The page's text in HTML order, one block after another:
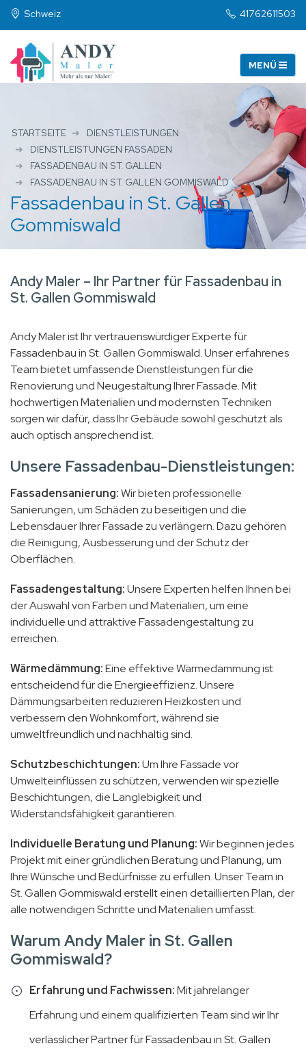
Schweiz 41762611503
STARTSEITE
DIENSTLEISTUNGEN
DIENSTLEISTUNGEN FASSADEN
FASSADENBAU IN ST. GALLEN
FASSADENBAU IN ST. GALLEN GOMMISWALD
Fassadenbau in St. Gallen
Gommiswald
Andy Maler – Ihr Partner für Fassadenbau in
St. Gallen Gommiswald
Andy Maler ist Ihr vertrauenswürdiger Experte für
Fassadenbau in St. Gallen Gommiswald. Unser erfahrenes
Team bietet umfassende Dienstleistungen für die
Renovierung und Neugestaltung Ihrer Fassade. Mit
hochwertigen Materialien und modernsten Techniken
sorgen wir dafür, dass Ihr Gebäude sowohl geschützt als
auch optisch ansprechend ist.
Unsere Fassadenbau-Dienstleistungen:
Fassadensanierung:Wir bieten professionelle
Sanierungen, um Schäden zu beseitigen und die
Lebensdauer Ihrer Fassade zu verlängern. Dazu gehören
die Reinigung, Ausbesserung und der Schutz der
Oberflächen.
Fassadengestaltung:Unsere Experten helfen Ihnen bei
der Auswahl von Farben und Materialien, um eine
individuelle und attraktive Fassadengestaltung zu
erreichen.
Wärmedämmung:Eine effektive Wärmedämmung ist
entscheidend für die Energieeffizienz. Unsere
Dämmungsarbeiten reduzieren Heizkosten und
verbessern den Wohnkomfort, während sie
umweltfreundlich und nachhaltig sind.
Schutzbeschichtungen:Um Ihre Fassade vor
Umwelteinflüssen zu schützen, verwenden wir spezielle
Beschichtungen, die Langlebigkeit und
Widerstandsfähigkeit garantieren.
Individuelle Beratung und Planung:Wir beginnen jedes
Projekt mit einer gründlichen Beratung und Planung, um
Ihre Wünsche und Bedürfnisse zu erfüllen. Unser Team in
St. Gallen Gommiswald erstellt einen detaillierten Plan, der
alle notwendigen Schritte und Materialien umfasst.
Warum Andy Maler in St. Gallen
Gommiswald?
Erfahrung und Fachwissen:Mit jahrelanger
Erfahrung und einem qualifizierten Team sind wir Ihr
verlässlicher Partner für Fassadenbau in St. Gallen